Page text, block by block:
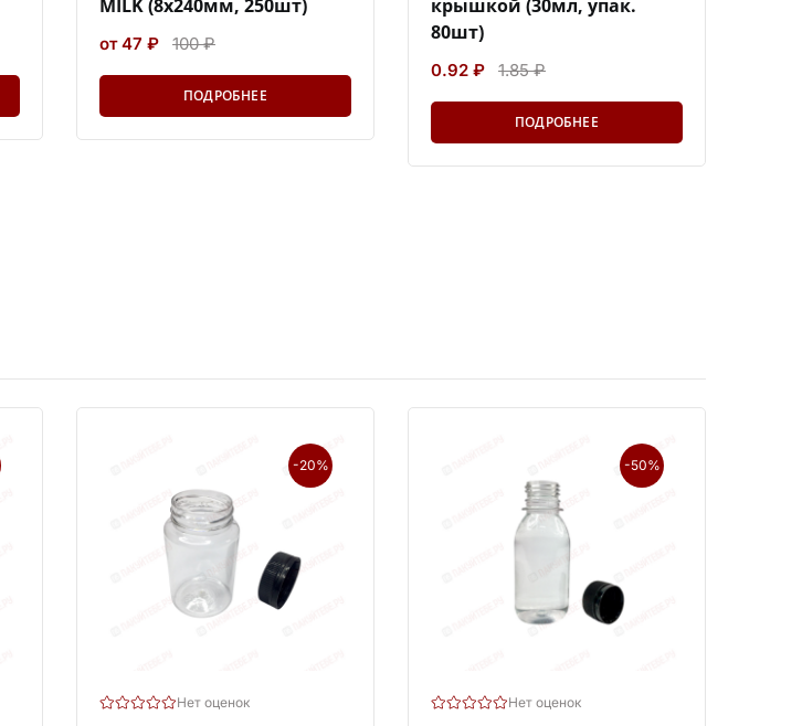
MILK (8х240мм, 250шт)
от 47 ₽ 100 ₽
ПОДРОБНЕЕ
крышкой (30мл, упак.
80шт)
0.92 ₽ 1.85 ₽
ПОДРОБНЕЕ
-20%
Нет оценок
-50%
Нет оценок